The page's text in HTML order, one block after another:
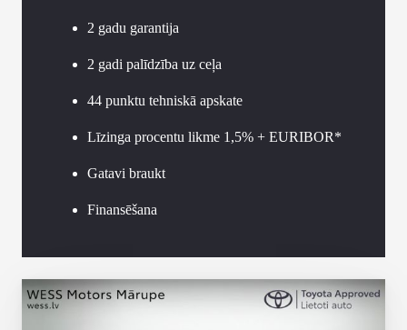
2 gadu garantija
2 gadi palīdzība uz ceļa
44 punktu tehniskā apskate
Līzinga procentu likme 1,5% + EURIBOR*
Gatavi braukt
Finansēšana